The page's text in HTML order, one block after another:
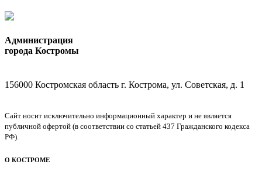
Администрация
города Костромы
156000 Костромская область г. Кострома, ул. Советская, д. 1
Сайт носит исключительно информационный характер и не является
публичной офертой (в соответствии со статьей 437 Гражданского кодекса
РФ).
О КОСТРОМЕ